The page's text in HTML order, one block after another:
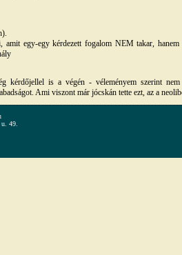
amit egy-egy kérdezett fogalom NEM takar, hanem
kérdőjellel is a végén - véleményem szerint
Ami viszont már jócskán tette ezt, az a
49.